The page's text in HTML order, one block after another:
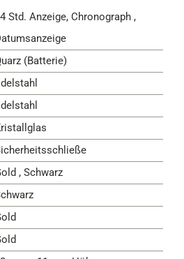
Std. Anzeige, Chronograph ,
(Batterie)
, Schwarz